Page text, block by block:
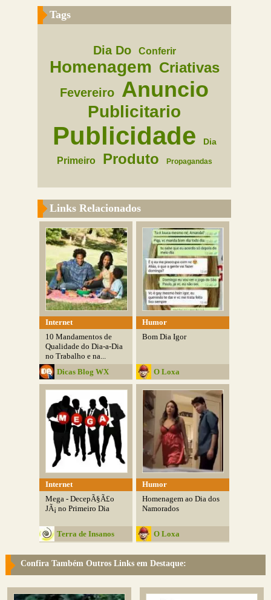
Tags
Dia Do Conferir
Homenagem Criativas
Fevereiro Anuncio
Publicitario
Publicidade Dia
Primeiro Produto Propagandas
Links Relacionados
Internet
10 Mandamentos de
Qualidade do Dia-a-Dia
no Trabalho e na...
Dicas Blog WX
Humor
Bom Dia Igor
O Loxa
Internet
Mega - DecepÃ§Ã£o
JÃ¡ no Primeiro Dia
Terra de Insanos
Humor
Homenagem ao Dia dos
Namorados
O Loxa
Confira Também Outros Links em Destaque: